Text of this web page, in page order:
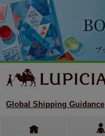
Global Shipping Guidance